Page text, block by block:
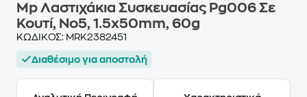
Mp Λαστιχάκια Συσκευασίας Pg006 Σε
Κουτί, No5, 1.5x50mm, 60g
ΚΩΔΙΚΟΣ: MRK2382451
Διαθέσιμο για αποστολή